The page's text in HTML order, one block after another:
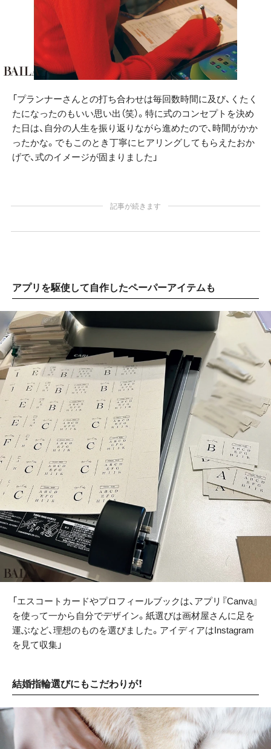
「プランナーさんとの打ち合わせは毎回数時間に及び、くたく
たになったのもいい思い出（笑）。特に式のコンセプトを決め
た日は、自分の人生を振り返りながら進めたので、時間がかか
ったかな。でもこのとき丁寧にヒアリングしてもらえたおか
げで、式のイメージが固まりました」
記事が続きます
アプリを駆使して自作したペーパーアイテムも
「エスコートカードやプロフィールブックは、アプリ『Canva』
を使って一から自分でデザイン。紙選びは画材屋さんに足を
運ぶなど、理想のものを選びました。アイディアはInstagram
を見て収集」
結婚指輪選びにもこだわりが！